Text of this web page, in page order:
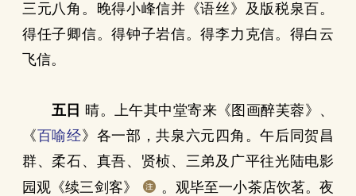
三元八角。晚得小峰信并《语丝》及版税泉百。
得任子卿信。得钟子岩信。得李力克信。得白云
飞信。
五日 晴。上午其中堂寄来《图画醉芙蓉》、
《百喻经》各一部，共泉六元四角。午后同贺昌
群、柔石、真吾、贤桢、三弟及广平往光陆电影
园观《续三剑客》
。观毕至一小茶店饮茗。夜